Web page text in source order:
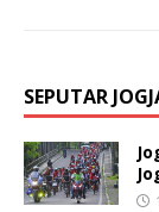
SEPUTAR